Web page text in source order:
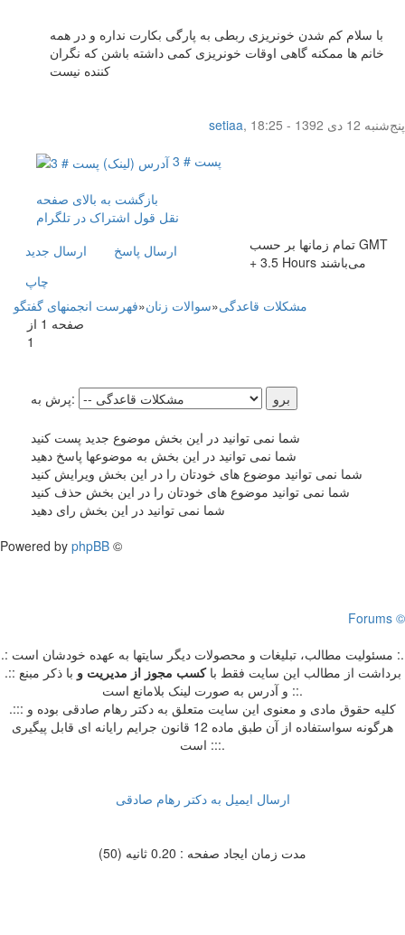
با سلام کم شدن خونریزی ربطی به پارگی بکارت نداره و در همه
خانم ها ممکنه گاهی اوقات خونریزی کمی داشته باشن که نگران
کننده نیست
setiaa,
پنج‌شنبه 12 دی 1392 - 18:25
پست # 3
بازگشت به بالای صفحه
نقل قول اشتراک در تلگرام
ارسال جديد
ارسال پاسخ
چاپ
تمام زمانها بر حسب GMT
+ 3.5 Hours می‌باشند
فهرست انجمنهای گفتگو»سوالات زنان»مشکلات قاعدگی
صفحه 1 از
1
پرش به:
شما نمی توانید در این بخش موضوع جدید پست کنید
شما نمی توانید در این بخش به موضوعها پاسخ دهید
شما نمی توانید موضوع های خودتان را در این بخش ویرایش کنید
شما نمی توانید موضوع های خودتان را در این بخش حذف کنید
شما نمی توانید در این بخش رای دهید
Powered by phpBB ©
Forums ©
.: مسئوليت مطالب، تبليغات و محصولات ديگر سايتها به عهده خودشان است :.
.:: برداشت از مطالب اين سايت فقط باکسب مجوز از مدیریت و با ذکر مبنع
و آدرس به صورت لینک بلامانع است ::.
.::: کلیه حقوق مادی و معنوی این سایت متعلق به دکتر رهام صادقی بوده و
هرگونه سواستفاده از آن طبق ماده 12 قانون جرایم رایانه ای قابل پیگیری
است :::.
ارسال ایمیل به دکتر رهام صادقی
مدت زمان ایجاد صفحه : 0.20 ثانیه (50)